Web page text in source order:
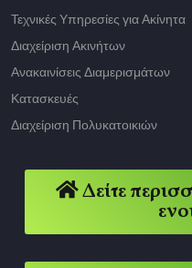
Τεχνικές Υπηρεσίες για Ακίνητα
Διαχείριση Ακινήτων
Ανακαινίσεις Διαμερισμάτων
Κατασκευές
Διαχείριση Πολυκατοικιών
Δείτε